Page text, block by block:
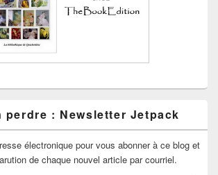
perdre : Newsletter Jetpack
électronique pour vous abonner à ce blog et
de chaque nouvel article par courriel.